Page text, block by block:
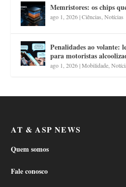
Memristores: os chips
ago 1, 2026|Ciências ,Notícias
Penalidades ao volante:
para motoristas
ago 1, 2026|Mobilidade ,
AT & ASP NEWS
Quem somos
Fale conosco